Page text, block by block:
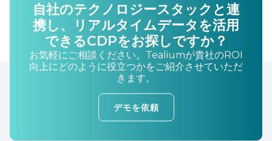
自社のテクノロジースタックと連
携し、リアルタイムデータを活用
できるCDPをお探しですか？
お気軽にご相談ください。Tealiumが貴社のROI
向上にどのように役立つかをご紹介させていただ
きます。
デモを依頼